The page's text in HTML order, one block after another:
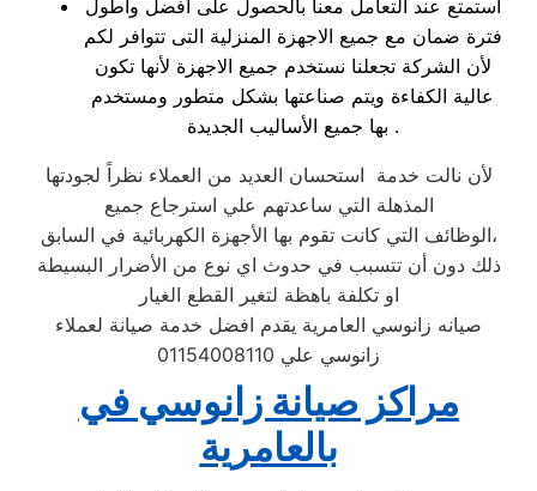
أستمتع عند التعامل معنا بالحصول على أفضل وأطول
فترة ضمان مع جميع الاجهزة المنزلية التى تتوافر لكم
لأن الشركة تجعلنا نستخدم جميع الاجهزة لأنها تكون
عالية الكفاءة ويتم صناعتها بشكل متطور ومستخدم
بها جميع الأساليب الجديدة .
لأن نالت خدمة استحسان العديد من العملاء نظراً لجودتها
المذهلة التي ساعدتهم علي استرجاع جميع
الوظائف التي كانت تقوم بها الأجهزة الكهربائية في السابق،
ذلك دون أن تتسبب في حدوث اي نوع من الأضرار البسيطة
او تكلفة باهظة لتغير القطع الغيار
صيانه زانوسي العامرية يقدم افضل خدمة صيانة لعملاء
زانوسي علي 01154008110
مراكز صيانة زانوسي في
بالعامرية